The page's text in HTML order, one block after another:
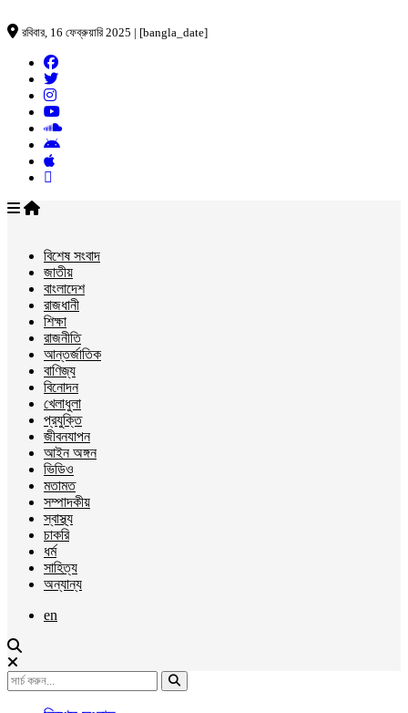
রবিবার, 16 ফেব্রুয়ারি 2025 | [bangla_date]
বিশেষ সংবাদ
জাতীয়
বাংলাদেশ
রাজধানী
শিক্ষা
রাজনীতি
আন্তর্জাতিক
বাণিজ্য
বিনোদন
খেলাধুলা
প্রযুক্তি
জীবনযাপন
আইন অঙ্গন
ভিডিও
মতামত
সম্পাদকীয়
স্বাস্থ্য
চাকরি
ধর্ম
সাহিত্য
অন্যান্য
en